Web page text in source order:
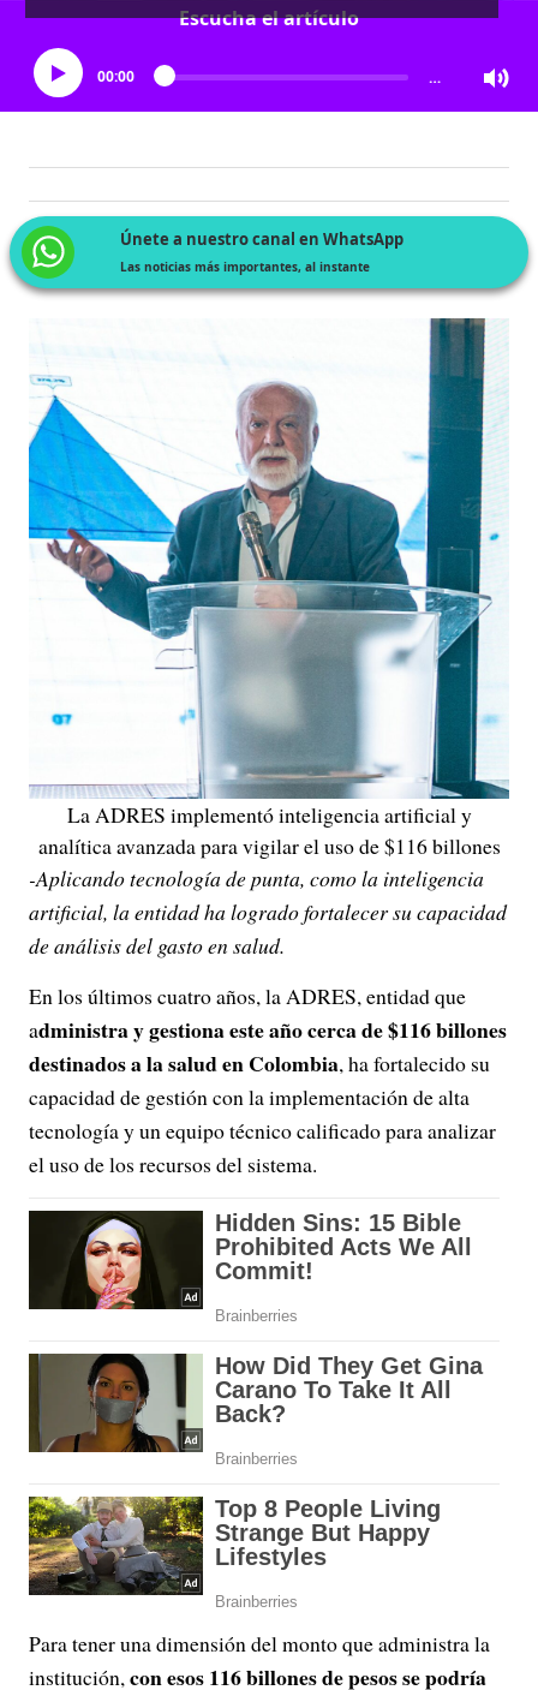
Escucha el artículo
00:00 …
Únete a nuestro canal en WhatsApp
Las noticias más importantes, al instante
La ADRES implementó inteligencia artificial y
analítica avanzada para vigilar el uso de $116 billones
-Aplicando tecnología de punta, como la inteligencia
artificial, la entidad ha logrado fortalecer su capacidad
de análisis del gasto en salud.
En los últimos cuatro años, la ADRES, entidad que
administra y gestiona este año cerca de $116 billones
destinados a la salud en Colombia, ha fortalecido su
capacidad de gestión con la implementación de alta
tecnología y un equipo técnico calificado para analizar
el uso de los recursos del sistema.
Para tener una dimensión del monto que administra la
institución,con esos 116 billones de pesos se podría